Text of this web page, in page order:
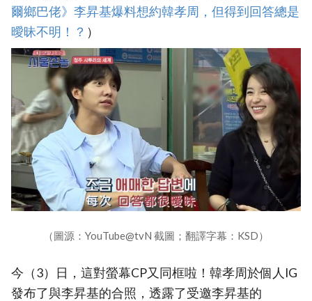
爾鄉巴佬》李昇基爆料想約韓孝周，但得到回答總是
曖昧不明！？ ）
（圖源：YouTube@tvN 截圖；翻譯字幕：KSD）
今（3）日，這對螢幕CP又同框啦！韓孝周於個人IG
發布了與李昇基的合照，透露了受邀李昇基的